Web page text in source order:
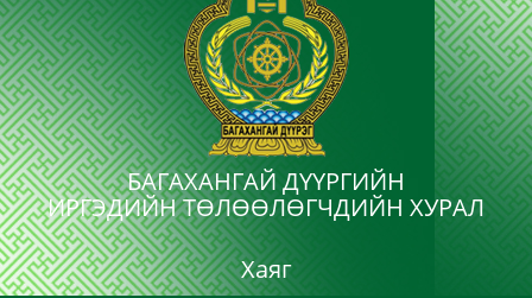
БАГАХАНГАЙ ДҮҮРГИЙН
ИРГЭДИЙН ТӨЛӨӨЛӨГЧДИЙН ХУРАЛ
Хаяг